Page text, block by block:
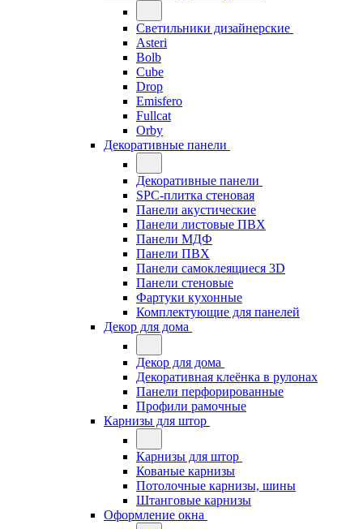
Светильники дизайнерские
Asteri
Bolb
Cube
Drop
Emisfero
Fullcat
Orby
Декоративные панели
Декоративные панели
SPC-плитка стеновая
Панели акустические
Панели листовые ПВХ
Панели МДФ
Панели ПВХ
Панели самоклеящиеся 3D
Панели стеновые
Фартуки кухонные
Комплектующие для панелей
Декор для дома
Декор для дома
Декоративная клеёнка в рулонах
Панели перфорированные
Профили рамочные
Карнизы для штор
Карнизы для штор
Кованые карнизы
Потолочные карнизы, шины
Штанговые карнизы
Оформление окна